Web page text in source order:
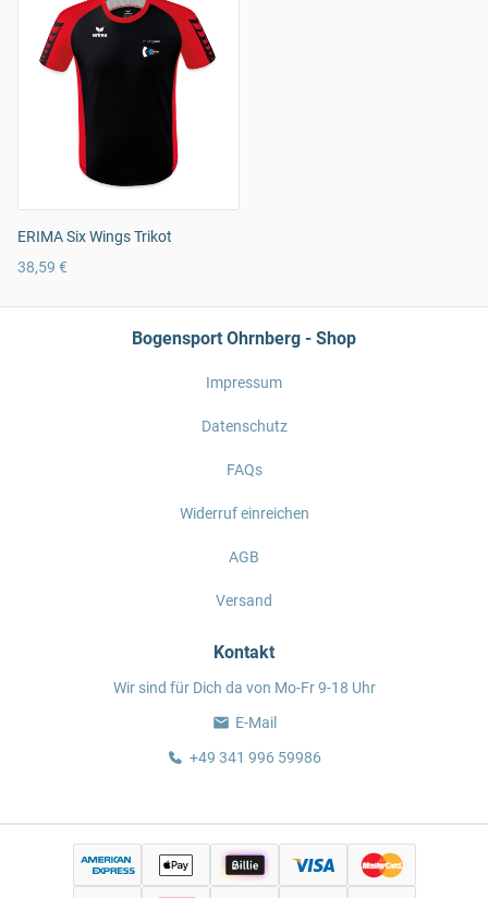
ERIMA Six Wings Trikot
38,59 €
Bogensport Ohrnberg - Shop
Impressum
Datenschutz
FAQs
Widerruf einreichen
AGB
Versand
Kontakt
Wir sind für Dich da von Mo-Fr 9-18 Uhr
E-Mail
+49 341 996 59986